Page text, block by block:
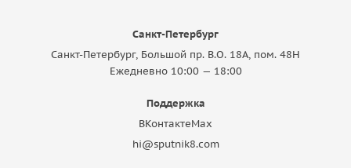
Санкт-Петербург
Санкт-Петербург, Большой пр. В.О. 18A, пом. 48Н
Ежедневно 10:00 — 18:00
Поддержка
ВКонтактеMax
hi@sputnik8.com